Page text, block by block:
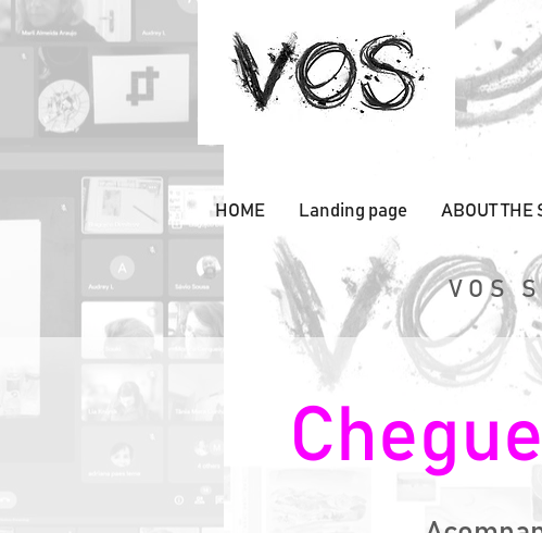
HOME Landing page ABOUT THE
VOS